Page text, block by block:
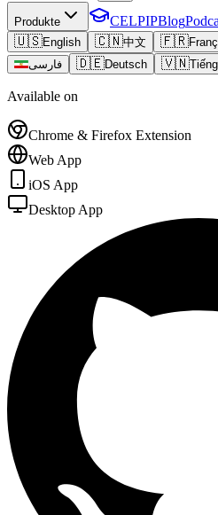
Produkte CELPIPBlog
🇺🇸English 🇨🇳中文 🇫🇷
فارسی
🇩🇪Deutsch 🇻🇳
Available on
Chrome & Firefox Extension
Web App
iOS App
Desktop App